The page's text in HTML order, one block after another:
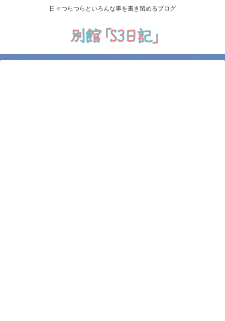
日々つらつらといろんな事を書き留めるブログ